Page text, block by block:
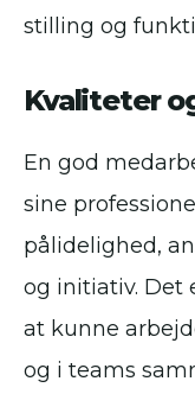
stilling og
Kvaliteter
En god
sine
pålidelighed,
og initiativ. Det
at kunne
og i teams